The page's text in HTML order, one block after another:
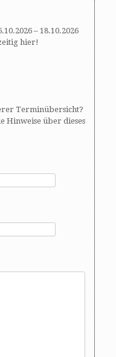
– 18.10.2026
hier!
Terminübersicht?
Hinweise über dieses